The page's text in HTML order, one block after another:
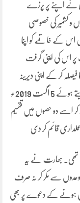
نے اپنے پر پرزے
و کشمیر کی خصوصی
اس کے خاتمے کو اپنا
پر اس کی اپنی گرفت
کر کے اپنی دیرینہ
خواہش اور اپنے انتخابی نعرے کو حقیقت کاروپ دیتے ہوئے 5 اگست 2019ء
کر اسے دو حصوں میں تقسیم
قائم کر دی
بھارت نے یہ
سے مکر کر نہ صرف
ہونے کے دعوے پر بھی